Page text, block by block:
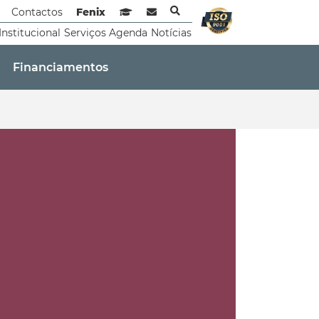
Contactos Fenix
Sistema de Gestão de Aprendizagem
Webmail
Institucional Serviços Agenda Notícias
Financiamentos